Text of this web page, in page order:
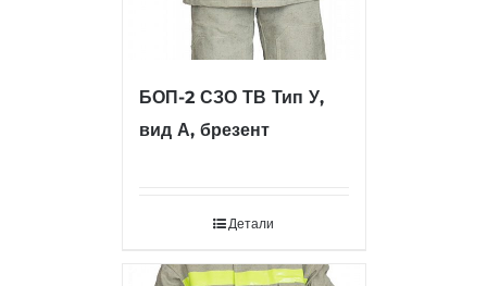
БОП-2 СЗО ТВ Тип У,
вид А, брезент
Детали